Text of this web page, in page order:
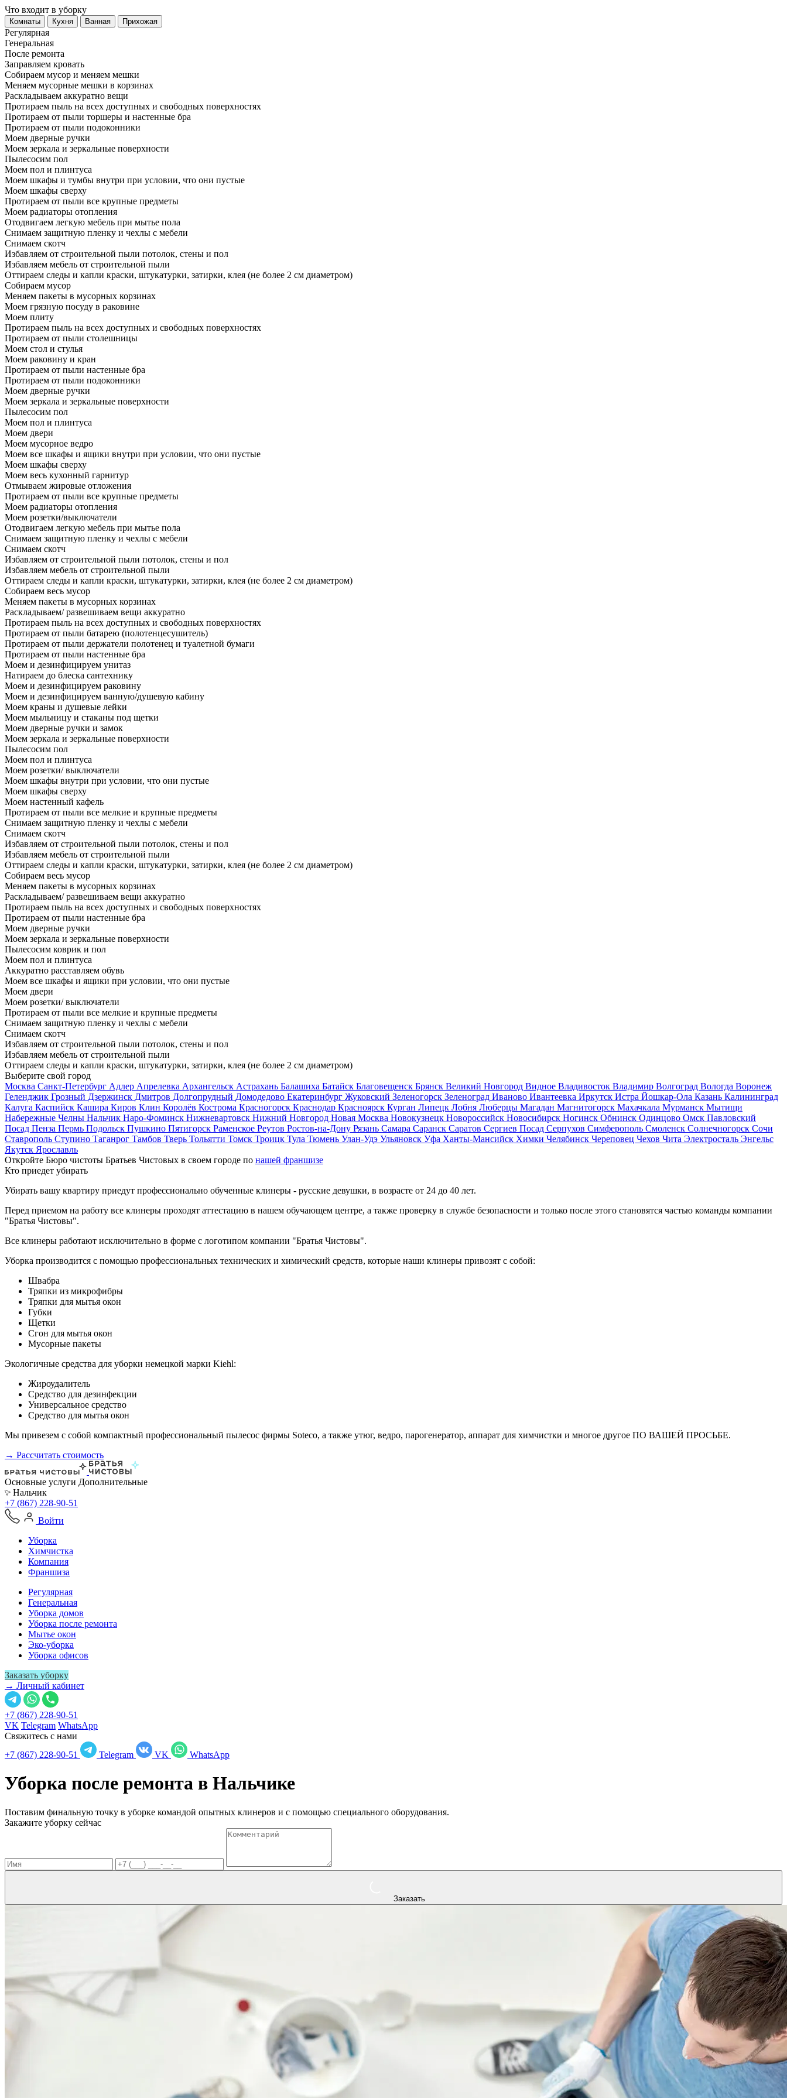
Что входит в уборку
Регу­лярная
Гене­ральная
После ремонта
Заправляем кровать
Собираем мусор и меняем мешки
Меняем мусорные мешки в корзинах
Раскладываем аккуратно вещи
Протираем пыль на всех доступных и свободных поверхностях
Протираем от пыли торшеры и настенные бра
Протираем от пыли подоконники
Моем дверные ручки
Моем зеркала и зеркальные поверхности
Пылесосим пол
Моем пол и плинтуса
Моем шкафы и тумбы внутри при условии, что они пустые
Моем шкафы сверху
Протираем от пыли все крупные предметы
Моем радиаторы отопления
Отодвигаем легкую мебель при мытье пола
Снимаем защитную пленку и чехлы с мебели
Снимаем скотч
Избавляем от строительной пыли потолок, стены и пол
Избавляем мебель от строительной пыли
Оттираем следы и капли краски, штукатурки, затирки, клея (не более 2 см диаметром)
Собираем мусор
Меняем пакеты в мусорных корзинах
Моем грязную посуду в раковине
Моем плиту
Протираем пыль на всех доступных и свободных поверхностях
Протираем от пыли столешницы
Моем стол и стулья
Моем раковину и кран
Протираем от пыли настенные бра
Протираем от пыли подоконники
Моем дверные ручки
Моем зеркала и зеркальные поверхности
Пылесосим пол
Моем пол и плинтуса
Моем двери
Моем мусорное ведро
Моем все шкафы и ящики внутри при условии, что они пустые
Моем шкафы сверху
Моем весь кухонный гарнитур
Отмываем жировые отложения
Протираем от пыли все крупные предметы
Моем радиаторы отопления
Моем розетки/выключатели
Отодвигаем легкую мебель при мытье пола
Снимаем защитную пленку и чехлы с мебели
Снимаем скотч
Избавляем от строительной пыли потолок, стены и пол
Избавляем мебель от строительной пыли
Оттираем следы и капли краски, штукатурки, затирки, клея (не более 2 см диаметром)
Собираем весь мусор
Меняем пакеты в мусорных корзинах
Раскладываем/ развешиваем вещи аккуратно
Протираем пыль на всех доступных и свободных поверхностях
Протираем от пыли батарею (полотенцесушитель)
Протираем от пыли держатели полотенец и туалетной бумаги
Протираем от пыли настенные бра
Моем и дезинфицируем унитаз
Натираем до блеска сантехнику
Моем и дезинфицируем раковину
Моем и дезинфицируем ванную/душевую кабину
Моем краны и душевые лейки
Моем мыльницу и стаканы под щетки
Моем дверные ручки и замок
Моем зеркала и зеркальные поверхности
Пылесосим пол
Моем пол и плинтуса
Моем розетки/ выключатели
Моем шкафы внутри при условии, что они пустые
Моем шкафы сверху
Моем настенный кафель
Протираем от пыли все мелкие и крупные предметы
Снимаем защитную пленку и чехлы с мебели
Снимаем скотч
Избавляем от строительной пыли потолок, стены и пол
Избавляем мебель от строительной пыли
Оттираем следы и капли краски, штукатурки, затирки, клея (не более 2 см диаметром)
Собираем весь мусор
Меняем пакеты в мусорных корзинах
Раскладываем/ развешиваем вещи аккуратно
Протираем пыль на всех доступных и свободных поверхностях
Протираем от пыли настенные бра
Моем дверные ручки
Моем зеркала и зеркальные поверхности
Пылесосим коврик и пол
Моем пол и плинтуса
Аккуратно расставляем обувь
Моем все шкафы и ящики при условии, что они пустые
Моем двери
Моем розетки/ выключатели
Протираем от пыли все мелкие и крупные предметы
Снимаем защитную пленку и чехлы с мебели
Снимаем скотч
Избавляем от строительной пыли потолок, стены и пол
Избавляем мебель от строительной пыли
Оттираем следы и капли краски, штукатурки, затирки, клея (не более 2 см диаметром)
Выберите свой город
Москва Санкт-Петербург Адлер Апрелевка Архангельск Астрахань Балашиха Батайск Благовещенск Брянск Великий Новгород Видное Владивосток Владимир Волгоград Вологда Воронеж
Геленджик Грозный Дзержинск Дмитров Долгопрудный Домодедово Екатеринбург Жуковский Зеленогорск Зеленоград Иваново Ивантеевка Иркутск Истра Йошкар-Ола Казань Калининград
Калуга Каспийск Кашира Киров Клин Королёв Кострома Красногорск Краснодар Красноярск Курган Липецк Лобня Люберцы Магадан Магнитогорск Махачкала Мурманск Мытищи
Набережные Челны Нальчик Наро-Фоминск Нижневартовск Нижний Новгород Новая Москва Новокузнецк Новороссийск Новосибирск Ногинск Обнинск Одинцово Омск Павловский
Посад Пенза Пермь Подольск Пушкино Пятигорск Раменское Реутов Ростов-на-Дону Рязань Самара Саранск Саратов Сергиев Посад Серпухов Симферополь Смоленск Солнечногорск Сочи
Ставрополь Ступино Таганрог Тамбов Тверь Тольятти Томск Троицк Тула Тюмень Улан-Удэ Ульяновск Уфа Ханты-Мансийск Химки Челябинск Череповец Чехов Чита Электросталь Энгельс
Якутск Ярославль
Откройте Бюро чистоты Братьев Чистовых в своем городе по нашей франшизе
Кто приедет убирать
Убирать вашу квартиру приедут профессионально обученные клинеры - русские девушки, в возрасте от 24 до 40 лет.
Перед приемом на работу все клинеры проходят аттестацию в нашем обучающем центре, а также проверку в службе безопасности и только после этого становятся частью команды компании
"Братья Чистовы".
Все клинеры работают исключительно в форме с логотипом компании "Братья Чистовы".
Уборка производится с помощью профессиональных технических и химический средств, которые наши клинеры привозят с собой:
Швабра
Тряпки из микрофибры
Тряпки для мытья окон
Губки
Щетки
Сгон для мытья окон
Мусорные пакеты
Экологичные средства для уборки немецкой марки Kiehl:
Жироудалитель
Средство для дезинфекции
Универсальное средство
Средство для мытья окон
Мы привезем с собой компактный профессиональный пылесос фирмы Soteco, а также утюг, ведро, парогенератор, аппарат для химчистки и многое другое ПО ВАШЕЙ ПРОСЬБЕ.
→ Рассчитать стоимость
Основные услуги Дополнительные
Нальчик
+7 (867) 228-90-51
Войти
Уборка
Химчистка
Компания
Франшиза
Регулярная
Генеральная
Уборка домов
Уборка после ремонта
Мытье окон
Эко-уборка
Уборка офисов
Заказать уборку
→ Личный кабинет
+7 (867) 228-90-51
VK Telegram WhatsApp
Свяжитесь с нами
+7 (867) 228-90-51
Telegram VK WhatsApp
Уборка после ремонта в Нальчике
Поставим финальную точку в уборке командой опытных клинеров и с помощью специального оборудования.
Закажите уборку сейчас
Заказать